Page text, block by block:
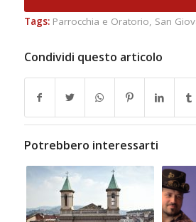
Tags: Parrocchia e Oratorio, San
Condividi questo articolo
Potrebbero interessarti